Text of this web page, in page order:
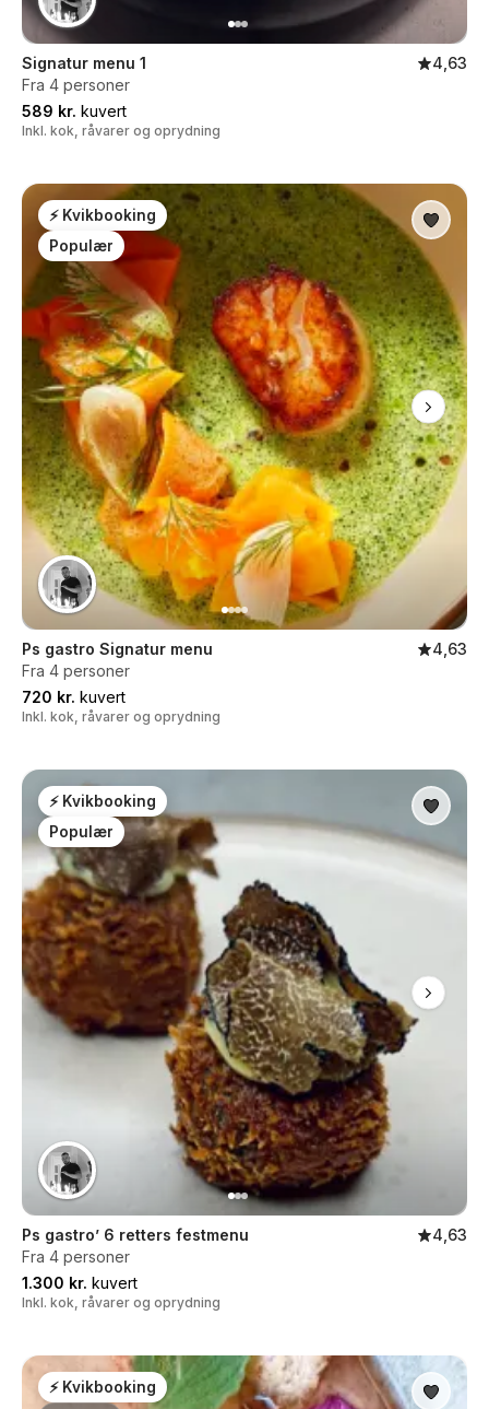
Signatur menu 1
4,63
Fra 4 personer
589 kr. kuvert
Inkl. kok, råvarer og oprydning
⚡ Kvikbooking
Populær
Ps gastro Signatur menu
4,63
Fra 4 personer
720 kr. kuvert
Inkl. kok, råvarer og oprydning
⚡ Kvikbooking
Populær
Ps gastro’ 6 retters festmenu
4,63
Fra 4 personer
1.300 kr. kuvert
Inkl. kok, råvarer og oprydning
⚡ Kvikbooking